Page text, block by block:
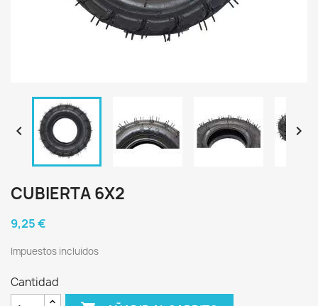
 
CUBIERTA 6X2
9,25 €
Impuestos incluidos
Cantidad